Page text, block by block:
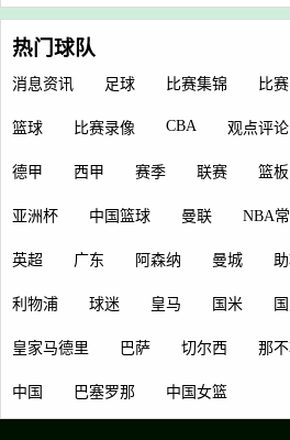
热门球队
消息资讯 足球 比赛集锦 比赛
篮球 比赛录像 CBA 观点评论
德甲 西甲 赛季 联赛 篮板
亚洲杯 中国篮球 曼联 NBA
英超 广东 阿森纳 曼城
利物浦 球迷 皇马 国米
皇家马德里 巴萨 切尔西 那
中国 巴塞罗那 中国女篮